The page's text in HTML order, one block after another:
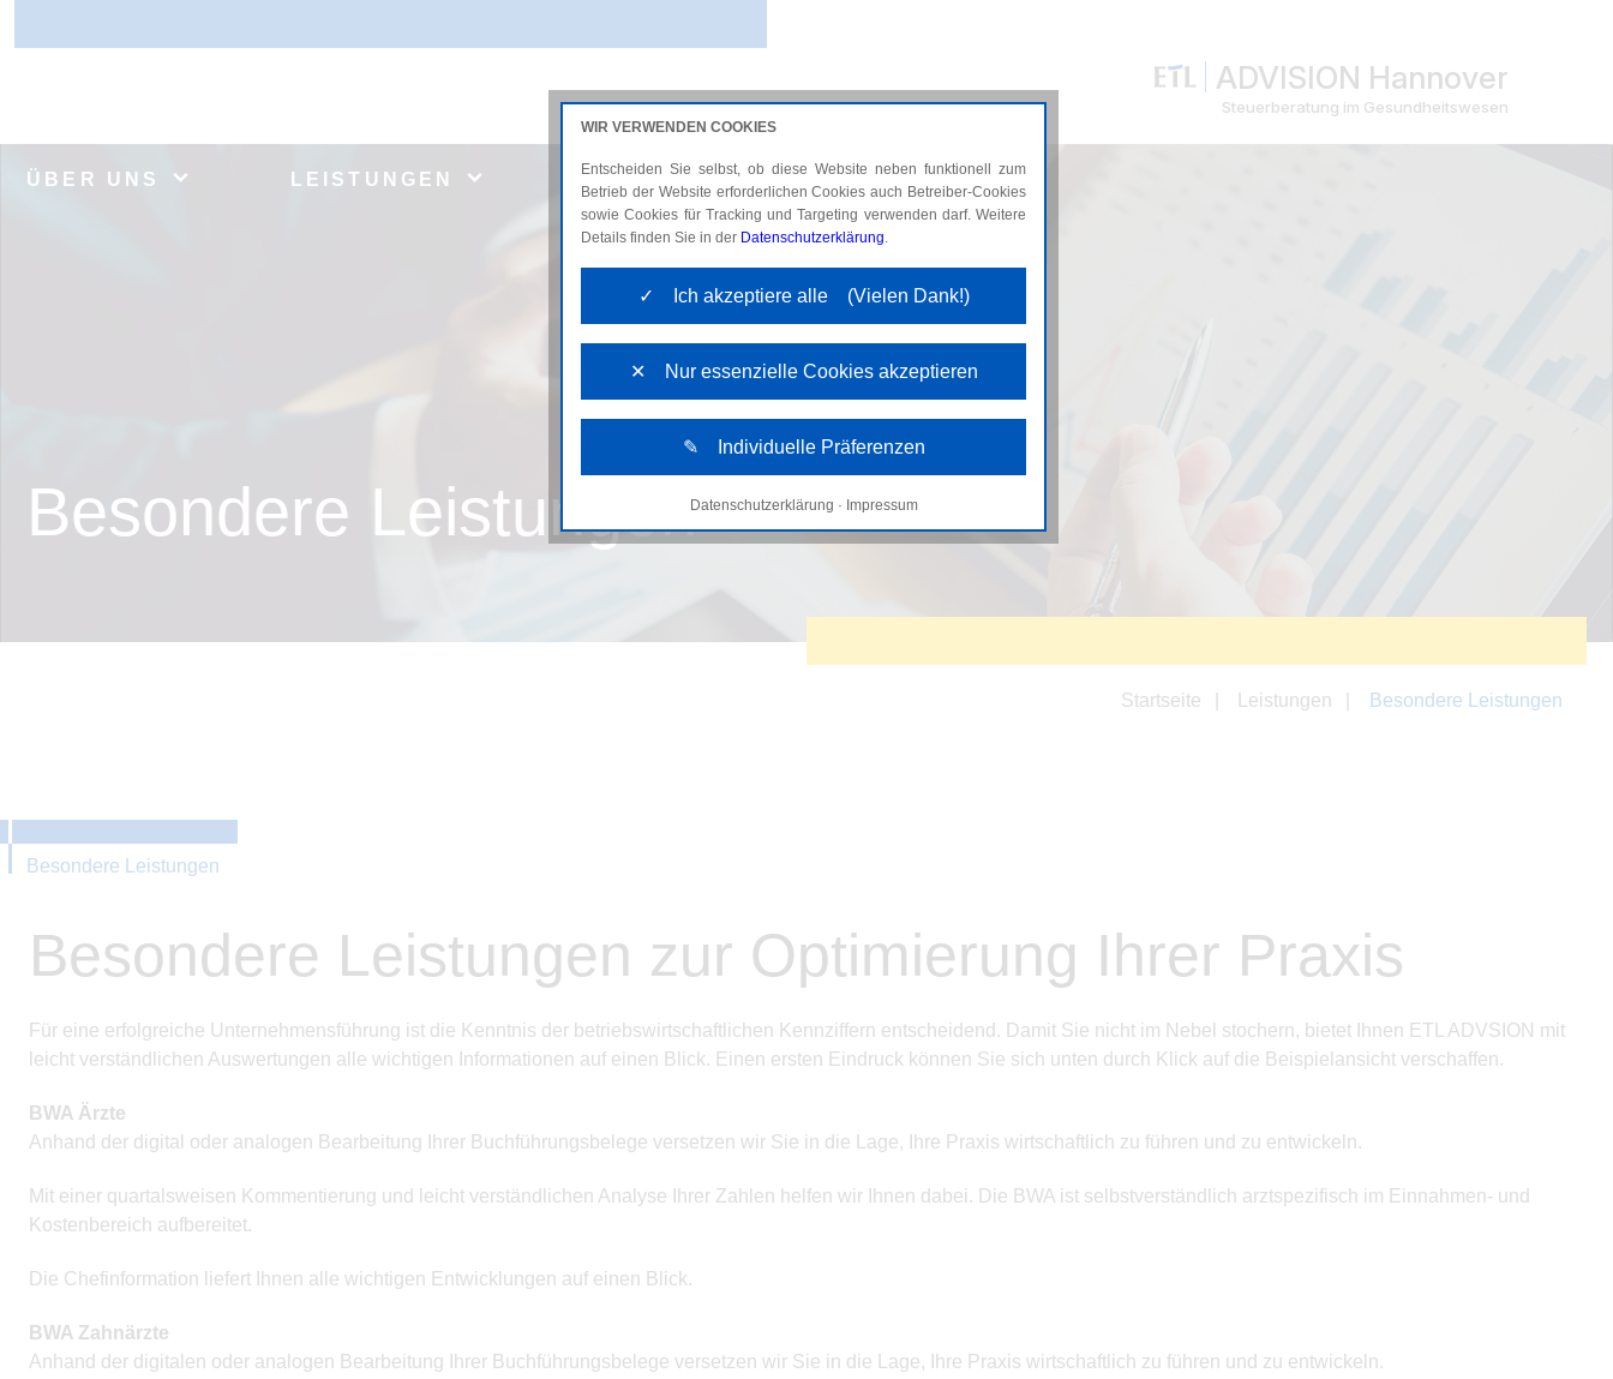
ADVISION Hannover
Steuerberatung im Gesundheitswesen
ÜBER UNS LEISTUNGEN AKTUELLES KARRIERE
Besondere Leistungen
Startseite Leistungen Besondere Leistungen
Besondere Leistungen
Besondere Leistungen zur Optimierung Ihrer Praxis
Für eine erfolgreiche Unternehmensführung ist die Kenntnis der betriebswirtschaftlichen Kennziffern entscheidend. Damit Sie nicht im Nebel stochern, bietet Ihnen ETL ADVSION mit
leicht verständlichen Auswertungen alle wichtigen Informationen auf einen Blick. Einen ersten Eindruck können Sie sich unten durch Klick auf die Beispielansicht verschaffen.
BWA Ärzte
Anhand der digital oder analogen Bearbeitung Ihrer Buchführungsbelege versetzen wir Sie in die Lage, Ihre Praxis wirtschaftlich zu führen und zu entwickeln.
Mit einer quartalsweisen Kommentierung und leicht verständlichen Analyse Ihrer Zahlen helfen wir Ihnen dabei. Die BWA ist selbstverständlich arztspezifisch im Einnahmen- und
Kostenbereich aufbereitet.
Die Chefinformation liefert Ihnen alle wichtigen Entwicklungen auf einen Blick.
BWA Zahnärzte
Anhand der digitalen oder analogen Bearbeitung Ihrer Buchführungsbelege versetzen wir Sie in die Lage, Ihre Praxis wirtschaftlich zu führen und zu entwickeln.
WIR VERWENDEN COOKIES
Entscheiden Sie selbst, ob diese Website neben funktionell zum
Betrieb der Website erforderlichen Cookies auch Betreiber-Cookies
sowie Cookies für Tracking und Targeting verwenden darf. Weitere
Details finden Sie in der Datenschutzerklärung.
✓ Ich akzeptiere alle (Vielen Dank!)
✕ Nur essenzielle Cookies akzeptieren
✎ Individuelle Präferenzen
Notwendige Cookies
Datenschutzerklärung · Impressum